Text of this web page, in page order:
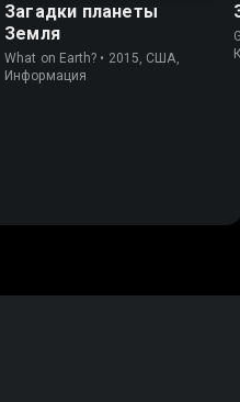
Загадки планеты
Земля
What on Earth? • 2015, США,
Информация